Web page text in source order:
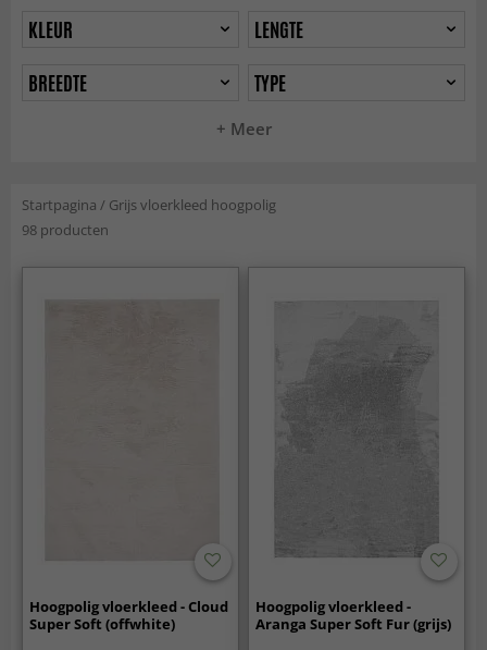
+ Meer
KLEUR
LENGTE
BREEDTE
TYPE
Startpagina / Grijs vloerkleed hoogpolig
98 producten
Hoogpolig vloerkleed - Cloud
Super Soft (offwhite)
Hoogpolig vloerkleed -
Aranga Super Soft Fur (grijs)